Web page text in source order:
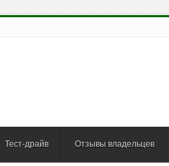
Тест-драйв Отзывы владельцев